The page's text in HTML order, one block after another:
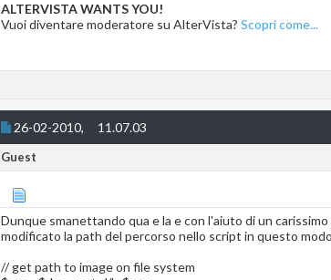
ALTERVISTA WANTS YOU!
Vuoi diventare moderatore su AlterVista? Scopri come...
26-02-2010, 11.07.03
Guest
Dunque smanettando qua e la e con l'aiuto di un
modificato la path del percorso nello script in questo
// get path to image on file system